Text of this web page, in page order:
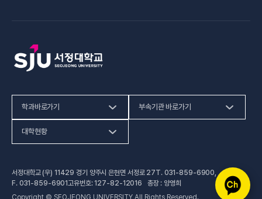
학과바로가기
인문사회계열
공학계열
부속기관 바로가기
건강증진센터(새 창 열림)
대학현황
대학정보공시(새 창 열림)
서정대학교 (우) 11429 경기 양주시 은현면 서정로 27T. 031-859-6900
F. 031-859-6901고유번호: 127-82-12016 총장 : 양영희
Copyright © SEOJEONG UNIVERSITY All Rights Reserved.